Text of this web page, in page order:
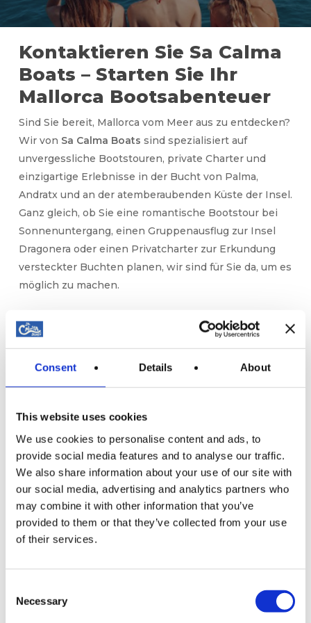
Consent Details About
This website uses cookies
We use cookies to personalise content and ads, to
provide social media features and to analyse our traffic.
We also share information about your use of our site with
our social media, advertising and analytics partners who
may combine it with other information that you’ve
provided to them or that they’ve collected from your use
of their services.
Selection
Necessary
Kontaktieren Sie Sa Calma
Boats – Starten Sie Ihr
Mallorca Bootsabenteuer
Sind Sie bereit, Mallorca vom Meer aus zu entdecken?
Wir von Sa Calma Boats sind spezialisiert auf
unvergessliche Bootstouren, private Charter und
einzigartige Erlebnisse in der Bucht von Palma,
Andratx und an der atemberaubenden Küste der Insel.
Ganz gleich, ob Sie eine romantische Bootstour bei
Sonnenuntergang, einen Gruppenausflug zur Insel
Dragonera oder einen Privatcharter zur Erkundung
versteckter Buchten planen, wir sind für Sie da, um es
möglich zu machen.
Haben Sie Fragen zu unseren Touren, zur
Verfügbarkeit, zu Gruppenbuchungen oder zu
gerne, das perfekte Erlebnis zu gestalten. Wir bieten
eine klare Kommunikation, lokales Fachwissen und
Ihnen helfen können!
Sie können uns telefonisch, per E-Mail oder über das
untenstehende Kontaktformular erreichen. Wir
antworten schnell und sprechen fließend Englisch
Stadt)